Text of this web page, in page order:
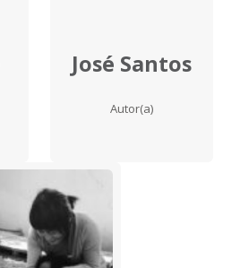
José Santos
Autor(a)